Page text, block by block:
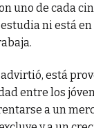
uno de cada
ni está
está
entre los
a un